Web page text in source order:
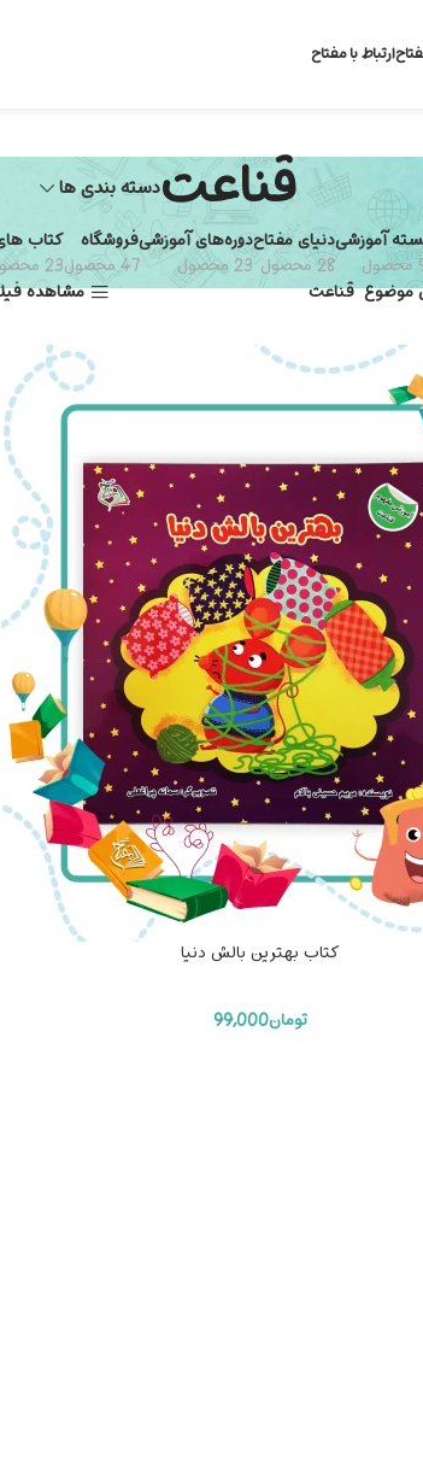
ارتباط با مفتاح
قناعتدسته بندی ها
آموزشیدنیای مفتاح
28 محصول
دوره‌های آموزشی
23 محصول
فروشگاه
47 محصول
کتاب
23 محصول
موضوع قناعت مشاهده
کتاب بهترین بالش دنیا
تومان99,000